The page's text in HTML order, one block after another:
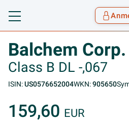
Toggle navigation
Balchem Corp.
Class B DL -,067
ISIN:US0576652004WKN:905650
159,60 EUR